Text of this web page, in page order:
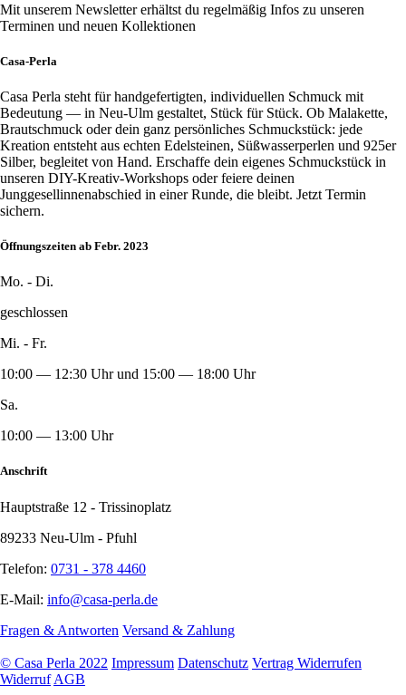
Mit unserem Newsletter erhältst du regelmäßig Infos zu unseren
Terminen und neuen Kollektionen
Casa-Perla
Casa Perla steht für handgefertigten, individuellen Schmuck mit
Bedeutung — in Neu-Ulm gestaltet, Stück für Stück. Ob Malakette,
Brautschmuck oder dein ganz persönliches Schmuckstück: jede
Kreation entsteht aus echten Edelsteinen, Süßwasserperlen und 925er
Silber, begleitet von Hand. Erschaffe dein eigenes Schmuckstück in
unseren DIY-Kreativ-Workshops oder feiere deinen
Junggesellinnenabschied in einer Runde, die bleibt. Jetzt Termin
sichern.
Öffnungszeiten ab Febr. 2023
Mo. - Di.
geschlossen
Mi. - Fr.
10:00 — 12:30 Uhr und 15:00 — 18:00 Uhr
Sa.
10:00 — 13:00 Uhr
Anschrift
Hauptstraße 12 - Trissinoplatz
89233 Neu-Ulm - Pfuhl
Telefon: 0731 - 378 4460
E-Mail: info@casa-perla.de
Fragen & Antworten Versand & Zahlung
© Casa Perla 2022 Impressum Datenschutz Vertrag Widerrufen
Widerruf AGB